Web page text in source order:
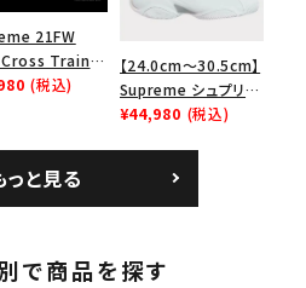
21FW
Trainer
イキクロスト
(税込)
【24.0cm～30.5cm】
Supreme シュプリー
ム 2023AW Nike
カー ホワイト 白
¥44,980 (税込)
っと見る
で商品を探す